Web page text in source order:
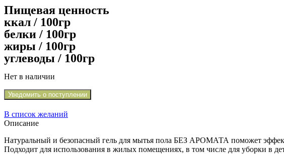
Пищевая ценность
ккал / 100гр
белки / 100гр
жиры / 100гр
углеводы / 100гр
Нет в наличии
Уведомить о поступлении
В список желаний
Описание
Натуральный и безопасный гель для мытья пола БЕЗ АРОМАТА поможет
Подходит для использования в жилых помещениях, в том числе для уборки в